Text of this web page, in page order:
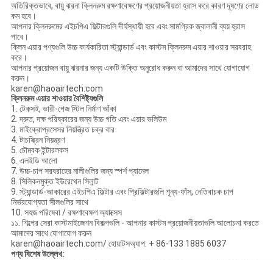
অতিরিক্তভাবে, বায়ু ঝরনা ক্লিনরুম রক্ষণাবেক্ষণের প্রয়োজনীয়তা হ্রাস করে কারণ দূষণের লোড
কম হবে।
আপনার ক্লিনরুমের এইচপিএ ফিল্টারগুলি দীর্ঘস্থায়ী হবে এবং সামগ্রিক জ্বালানী ব্যয় হ্রাস
পাবে।
ক্লিন এয়ার পণ্যগুলি উচ্চ কার্যকারিতা স্ট্যান্ডার্ড এবং কাস্টম ক্লিনরুম এয়ার শাওয়ার সরবরাহ
করে।
আপনার প্রয়োজন বায়ু ঝরনার জন্য একটি উক্তি অনুরোধ করুন বা আমাদের সাথে যোগাযোগ
করুন।
karen@haoairtech.com
ক্লিনরুম এয়ার শাওয়ার বৈশিষ্ট্যগুলি
1. টেকসই, ভারী-গেজ স্টিল নির্মাণ আঁকা
2. দ্রুত, দক্ষ পরিষ্কারের জন্য উচ্চ গতি এবং এয়ার ভলিউম
3. মাইক্রোপ্রসেসর নিয়ন্ত্রিত চক্র বার
4. টাচস্ক্রিন নিয়ন্ত্রণ
5. চৌম্বক ইন্টারলকস
6. এলইডি আলো
7. উচ্চ-চাপ সরবরাহের নালীগুলির জন্য স্পর্শ প্যানেল
8. সিলিকনমুক্ত ইউরেথেন সিলান্ট
9. স্ট্যান্ডার্ড-আকারের এইচপিএ ফিল্টার এবং প্রিফিল্টারগুলি শূন্য-ফাঁস, নেতিবাচক চাপ
নির্ভরযোগ্যতা সীলগুলির সাথে
10. সহজ পরিষেবা / রক্ষণাবেক্ষণ অ্যাক্সেস
১১. শিল্পের সেরা কাস্টমাইজেশন বিকল্পগুলি - আপনার কাস্টম প্রয়োজনীয়তাগুলি আলোচনা করতে
আমাদের সাথে যোগাযোগ করুন
karen@haoairtech.com/ হোয়াটসঅ্যাপ: + 86-133 1885 6037
পণ্য বিশেষ উল্লেখ: